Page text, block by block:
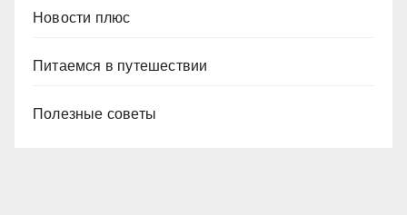
Новости плюс
Питаемся в путешествии
Полезные советы